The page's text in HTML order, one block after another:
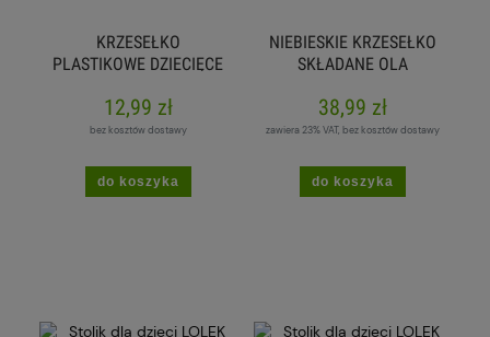
KRZESEŁKO
PLASTIKOWE DZIECIĘCE
SŁONECZNY
12,99 zł
bez kosztów dostawy
do koszyka
NIEBIESKIE KRZESEŁKO
SKŁADANE OLA
38,99 zł
zawiera 23% VAT, bez kosztów dostawy
do koszyka